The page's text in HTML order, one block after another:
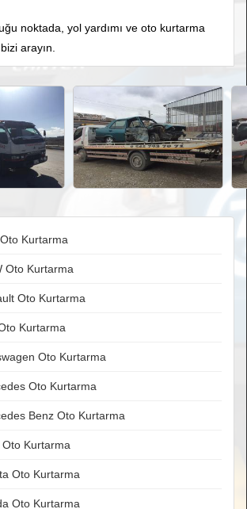
noktada, yol yardımı ve oto kurtarma
arayın.
Kurtarma
Oto Kurtarma
Oto Kurtarma
Kurtarma
Oto Kurtarma
Oto Kurtarma
Benz Oto Kurtarma
Kurtarma
Oto Kurtarma
Oto Kurtarma